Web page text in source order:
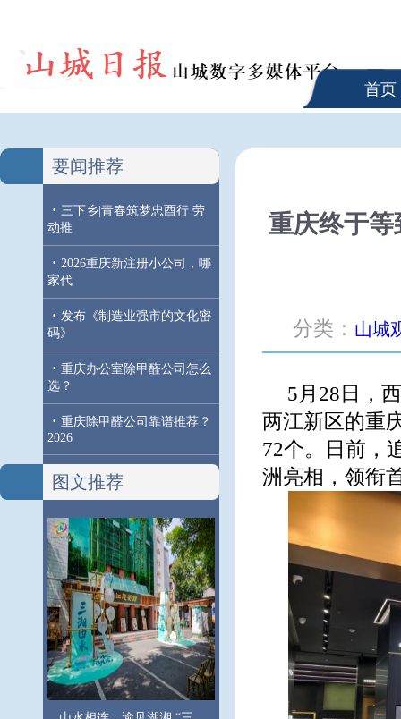
首页
要闻推荐
· 三下乡|青春筑梦忠酉行 劳
动推
· 2026重庆新注册小公司，哪
家代
· 发布《制造业强市的文化密
码》
· 重庆办公室除甲醛公司怎么
选？
· 重庆除甲醛公司靠谱推荐？
2026
图文推荐
重庆终于
分类： 山城
5月28日，
两江新区的重
72个。日前，
洲亮相，领衔